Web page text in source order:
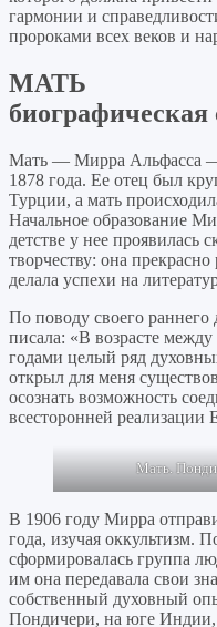
гармонии и
пророками всех веков и
МАТЬ
биографическая
Мать — Мирра Альфасса —
1878 года. Ее отец был
Турции, а мать
Начальное образование
детстве у нее проявилась
творчеству: она
делала успехи на
По поводу своего
писала: «В возрасте
годами целый ряд
открыл для меня
осознать возможность
всесторонней
Мать.
В 1906 году Мирра
года, изучая оккультизм.
сформировалась группа
им она передавала свои
собственный духовный
Пондичери, на юге